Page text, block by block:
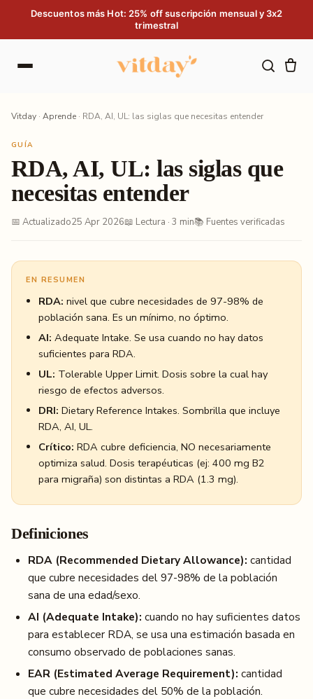
Saltar al contenido
Descuentos más Hot: 25% off suscripción mensual y 3x2
trimestral
Vitday · Aprende · RDA, AI, UL: las siglas que necesitas entender
GUÍA
RDA, AI, UL: las siglas que
necesitas entender
📅 Actualizado25 Apr 2026📖 Lectura · 3 min📚 Fuentes verificadas
EN RESUMEN
RDA: nivel que cubre necesidades de 97-98% de
población sana. Es un mínimo, no óptimo.
AI: Adequate Intake. Se usa cuando no hay datos
suficientes para RDA.
UL: Tolerable Upper Limit. Dosis sobre la cual hay
riesgo de efectos adversos.
DRI: Dietary Reference Intakes. Sombrilla que incluye
RDA, AI, UL.
Crítico: RDA cubre deficiencia, NO necesariamente
optimiza salud. Dosis terapéuticas (ej: 400 mg B2
para migraña) son distintas a RDA (1.3 mg).
Definiciones
RDA (Recommended Dietary Allowance): cantidad
que cubre necesidades del 97-98% de la población
sana de una edad/sexo.
AI (Adequate Intake): cuando no hay suficientes datos
para establecer RDA, se usa una estimación basada en
consumo observado de poblaciones sanas.
EAR (Estimated Average Requirement): cantidad
que cubre necesidades del 50% de la población.